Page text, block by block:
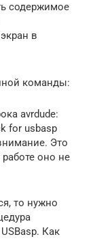
содержимое
в
команды:
avrdude:
for usbasp
Это
оно не
то нужно
Как